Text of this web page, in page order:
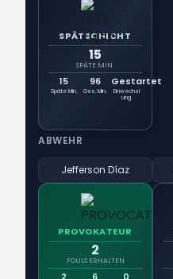
SPÄTSCHICHT
15
SPÄTE MIN.
15
Späte Min.
96
Ges. Min.
Gestartet
Einwechsl
ung
ABWEHR
Jefferson Díaz
PROVOKATEUR
2
FOULS ERHALTEN